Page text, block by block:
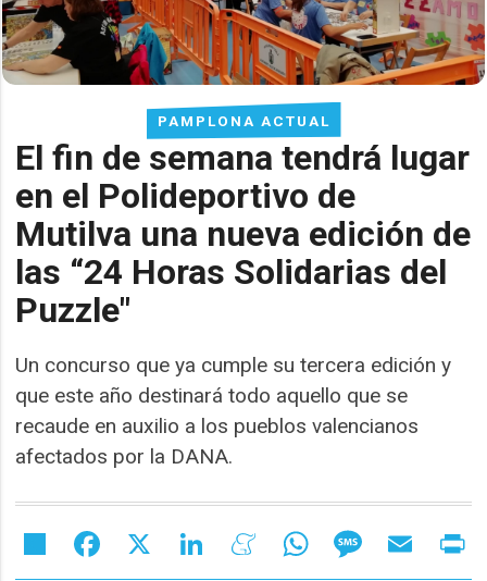
PAMPLONA ACTUAL
El fin de semana tendrá lugar
en el Polideportivo de
Mutilva una nueva edición de
las “24 Horas Solidarias del
Puzzle"
Un concurso que ya cumple su tercera edición y
que este año destinará todo aquello que se
recaude en auxilio a los pueblos valencianos
afectados por la DANA.
Share Facebook LinkedIn MeneameWhatsAppMessageEmail